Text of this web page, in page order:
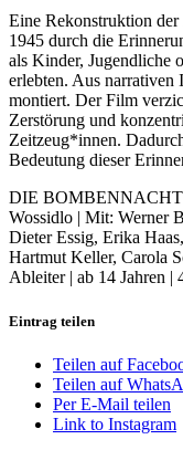
Eine Rekonstruktion
1945 durch die
als Kinder, Jugendliche
erlebten. Aus
montiert. Der Film
Zerstörung und
Zeitzeug*innen.
Bedeutung dieser
DIE BOMBENNACHT
Wossidlo | Mit: Werner
Dieter Essig, Erika
Hartmut Keller, Carola
Ableiter | ab 14 Jahren |
Eintrag teilen
Teilen auf
Teilen auf
Per E-Mail teilen
Link to Instagram